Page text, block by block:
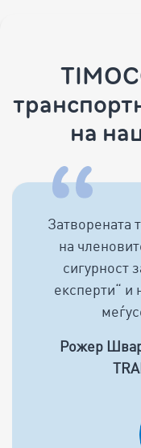
на
Затворената
на
сигурност
експерти“ и
Рожер